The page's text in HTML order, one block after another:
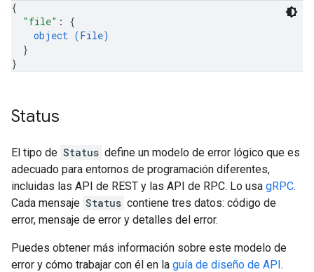
{
"file" : {
object (File)
}
}
Status
El tipo de Status define un modelo de error lógico que es
adecuado para entornos de programación diferentes,
incluidas las API de REST y las API de RPC. Lo usa gRPC.
Cada mensaje Status contiene tres datos: código de
error, mensaje de error y detalles del error.
Puedes obtener más información sobre este modelo de
error y cómo trabajar con él en la guía de diseño de API.